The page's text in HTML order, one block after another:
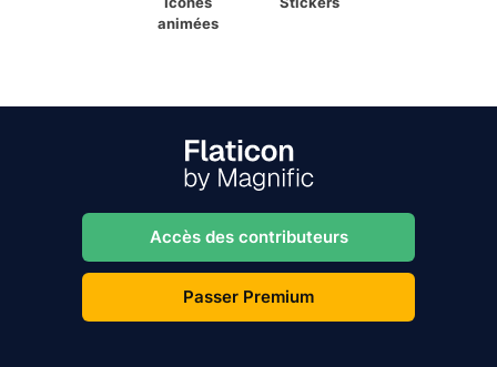
animées
Accès des contributeurs
Passer Premium